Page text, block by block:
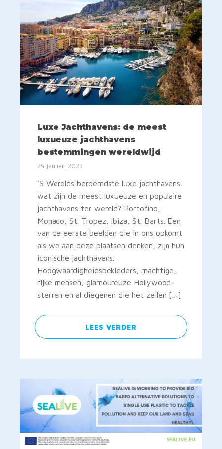
Luxe Jachthavens: de meest
luxueuze jachthavens
bestemmingen wereldwijd
29 januari 2023
'S Werelds beroemdste luxe jachthavens:
wat zijn de meest luxueuze en populaire
jachthavens ter wereld? Portofino,
Monaco, St. Tropez, Ibiza, St. Barts. Een
van de eerste beelden die in ons opkomt
als we aan deze plaatsen denken, zijn hun
iconische jachthavens.
Hoogwaardigheidsbekleders, machtige,
rijke mensen, glamoureuze Hollywood-
sterren en al diegenen die het zeilen […]
LEES VERDER